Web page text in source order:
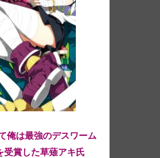
俺は最強のデスワーム
受賞した草薙アキ氏